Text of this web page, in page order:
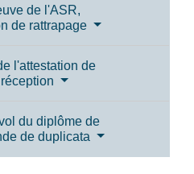
de l'ASR,
de rattrapage
l'attestation de
du diplôme de
de duplicata